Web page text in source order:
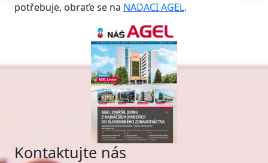
potřebuje, obraťe se na NADACI AGEL.
Kontaktujte nás